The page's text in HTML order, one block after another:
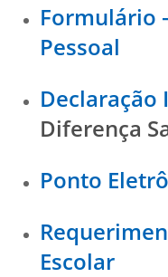
Formulário
Pessoal
Declaração
Diferença
Ponto
Escolar